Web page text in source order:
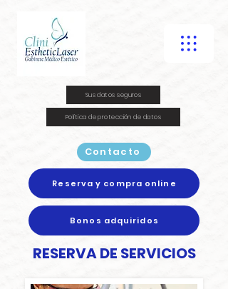
Contacto
Sus datos seguros
Política de protección de datos
Reserva y compra online
Bonos adquiridos
RESERVA DE SERVICIOS